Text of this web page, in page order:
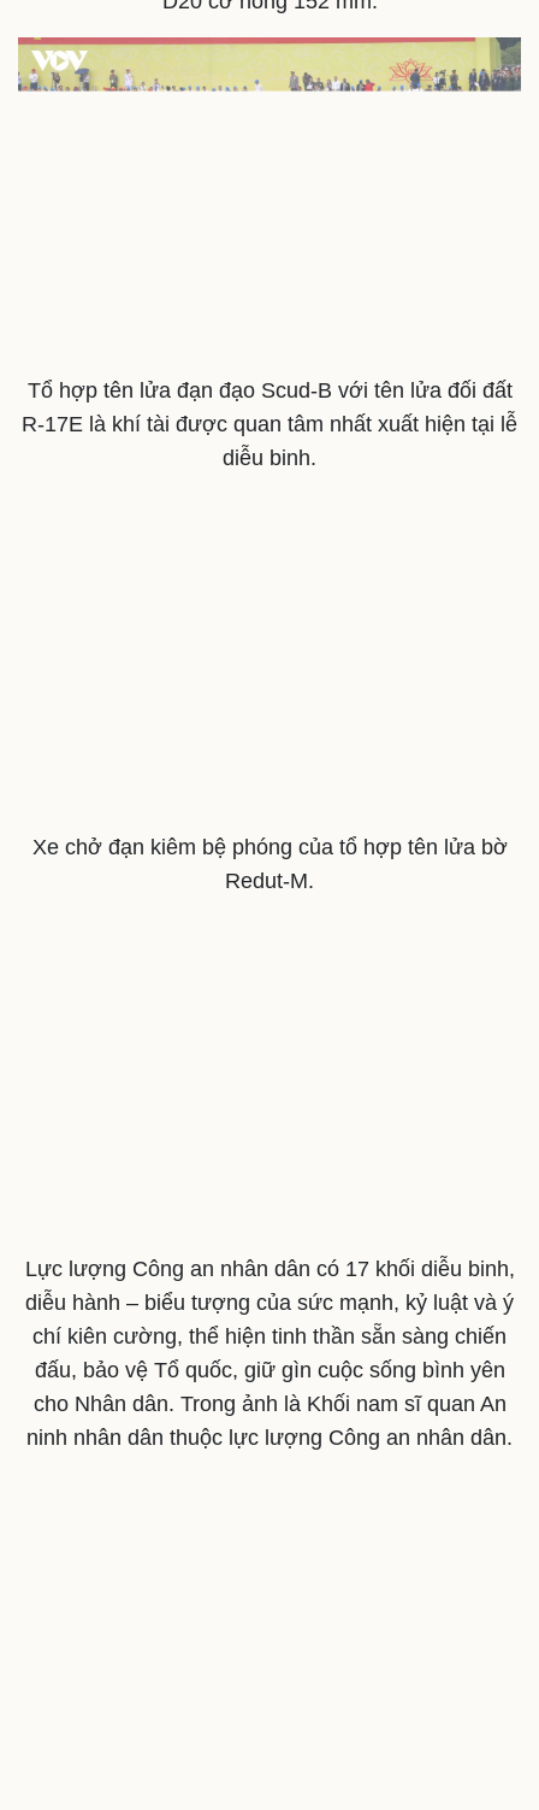
Tổ hợp tên lửa đạn đạo Scud-B với tên lửa đối đất
R-17E là khí tài được quan tâm nhất xuất hiện tại lễ
diễu binh.
Xe chở đạn kiêm bệ phóng của tổ hợp tên lửa bờ
Redut-M.
Lực lượng Công an nhân dân có 17 khối diễu binh,
diễu hành – biểu tượng của sức mạnh, kỷ luật và ý
chí kiên cường, thể hiện tinh thần sẵn sàng chiến
đấu, bảo vệ Tổ quốc, giữ gìn cuộc sống bình yên
cho Nhân dân. Trong ảnh là Khối nam sĩ quan An
ninh nhân dân thuộc lực lượng Công an nhân dân.